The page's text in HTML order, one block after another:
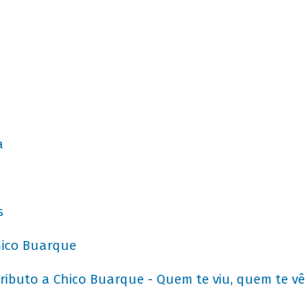
Buarque
a Chico Buarque - Quem te viu, quem te vê